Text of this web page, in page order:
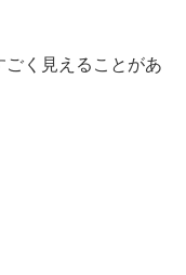
ごく見えることがあ